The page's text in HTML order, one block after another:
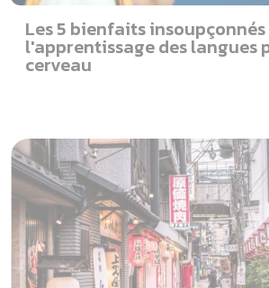
Les 5 bienfaits
l'apprentissage des langues
cerveau